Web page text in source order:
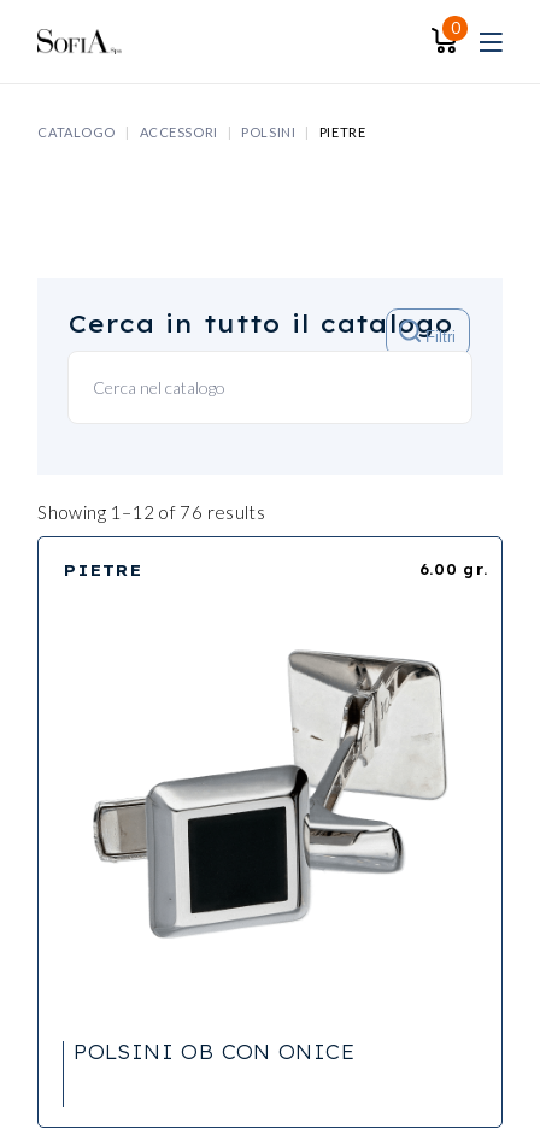
0
CATALOGO ACCESSORI POLSINI PIETRE
Cerca in tutto il catalogo
Filtri
Showing 1–12 of 76 results
6.00 gr.
PIETRE
POLSINI OB CON ONICE